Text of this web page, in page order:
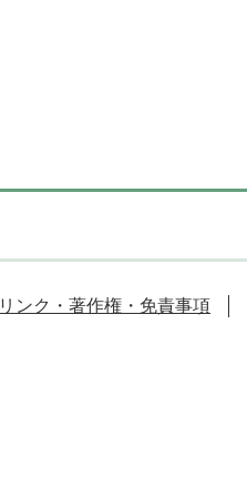
リンク・著作権・免責事項